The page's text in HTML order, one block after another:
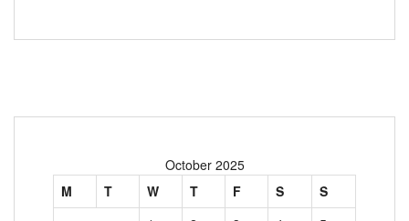
October 2025
M
T W T F S
S